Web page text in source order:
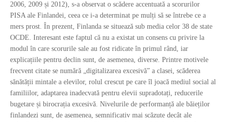
2006, 2009 și 2012), s-a observat o scădere accentuată a scorurilor
PISA ale Finlandei, ceea ce i-a determinat pe mulți să se întrebe ce a
mers prost. În prezent, Finlanda se situează sub media celor 38 de state
OCDE. Interesant este faptul că nu a existat un consens cu privire la
modul în care scorurile sale au fost ridicate în primul rând, iar
explicațiile pentru declin sunt, de asemenea, diverse. Printre motivele
frecvent citate se numără „digitalizarea excesivă” a clasei, scăderea
sănătății mintale a elevilor, rolul crescut pe care îl joacă mediul social al
familiilor, adaptarea inadecvată pentru elevii supradotați, reducerile
bugetare și birocrația excesivă. Nivelurile de performanță ale băieților
finlandezi sunt, de asemenea, semnificativ mai scăzute decât ale